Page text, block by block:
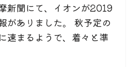
新聞にて、イオンが2019
がありました。 秋予定の
速まるようで、着々と準